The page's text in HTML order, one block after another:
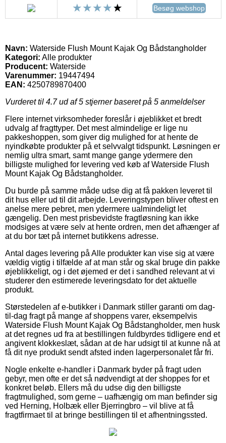
Besøg webshop
Navn: Waterside Flush Mount Kajak Og Bådstangholder
Kategori: Alle produkter
Producent: Waterside
Varenummer: 19447494
EAN: 4250789870400
Vurderet til 4.7ud af 5 stjerner baseret på 5 anmeldelser
Flere internet virksomheder foreslår i øjeblikket et bredt
udvalg af fragttyper. Det mest almindelige er lige nu
pakkeshoppen, som giver dig mulighed for at hente de
nyindkøbte produkter på et selvvalgt tidspunkt. Løsningen er
nemlig ultra smart, samt mange gange ydermere den
billigste mulighed for levering ved køb af Waterside Flush
Mount Kajak Og Bådstangholder.
Du burde på samme måde udse dig at få pakken leveret til
dit hus eller ud til dit arbejde. Leveringstypen bliver oftest en
anelse mere pebret, men ydermere ualmindeligt let
gængelig. Den mest prisbevidste fragtløsning kan ikke
modsiges at være selv at hente ordren, men det afhænger af
at du bor tæt på internet butikkens adresse.
Antal dages levering på Alle produkter kan vise sig at være
vældig vigtig i tilfælde af at man står og skal bruge din pakke
øjeblikkeligt, og i det øjemed er det i sandhed relevant at vi
studerer den estimerede leveringsdato for det aktuelle
produkt.
Størstedelen af e-butikker i Danmark stiller garanti om dag-
til-dag fragt på mange af shoppens varer, eksempelvis
Waterside Flush Mount Kajak Og Bådstangholder, men husk
at det regnes ud fra at bestillingen fuldbyrdes tidligere end et
angivent klokkeslæt, sådan at de har udsigt til at kunne nå at
få dit nye produkt sendt afsted inden lagerpersonalet får fri.
Nogle enkelte e-handler i Danmark byder på fragt uden
gebyr, men ofte er det så nødvendigt at der shoppes for et
konkret beløb. Ellers må du udse dig den billigste
fragtmulighed, som gerne – uafhængig om man befinder sig
ved Herning, Holbæk eller Bjerringbro – vil blive at få
fragtfirmaet til at bringe bestillingen til et afhentningssted.